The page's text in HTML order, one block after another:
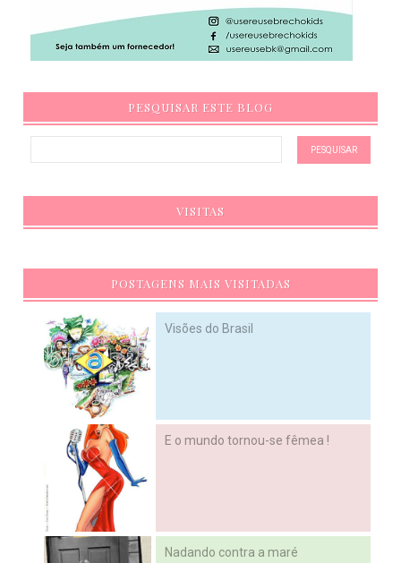
PESQUISAR ESTE BLOG
VISITAS
POSTAGENS MAIS VISITADAS
Visões do Brasil
E o mundo tornou-se fêmea !
Nadando contra a maré